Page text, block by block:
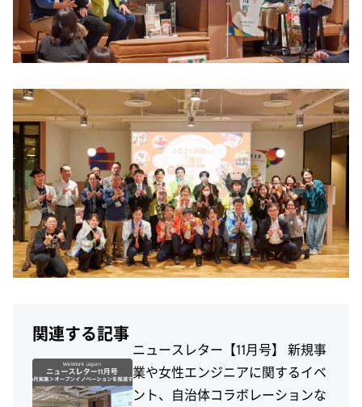
関連する記事
ニュースレター【11月号】 新規事
業や女性エンジニアに関するイベ
ント、自治体コラボレーションな